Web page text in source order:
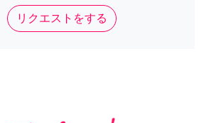
リクエストをする